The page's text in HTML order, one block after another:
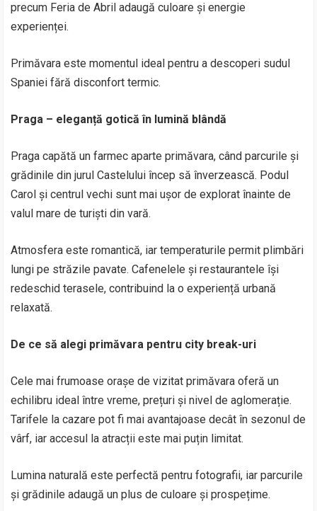
precum Feria de Abril adaugă culoare și energie
experienței.
Primăvara este momentul ideal pentru a descoperi sudul
Spaniei fără disconfort termic.
Praga – eleganță gotică în lumină blândă
Praga capătă un farmec aparte primăvara, când parcurile și
grădinile din jurul Castelului încep să înverzească. Podul
Carol și centrul vechi sunt mai ușor de explorat înainte de
valul mare de turiști din vară.
Atmosfera este romantică, iar temperaturile permit plimbări
lungi pe străzile pavate. Cafenelele și restaurantele își
redeschid terasele, contribuind la o experiență urbană
relaxată.
De ce să alegi primăvara pentru city break-uri
Cele mai frumoase orașe de vizitat primăvara oferă un
echilibru ideal între vreme, prețuri și nivel de aglomerație.
Tarifele la cazare pot fi mai avantajoase decât în sezonul de
vârf, iar accesul la atracții este mai puțin limitat.
Lumina naturală este perfectă pentru fotografii, iar parcurile
și grădinile adaugă un plus de culoare și prospețime.